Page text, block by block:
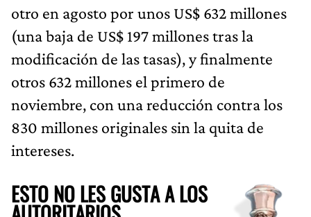
otro en agosto por unos US$ 632 millones
(una baja de US$ 197 millones tras la
modificación de las tasas), y finalmente
otros 632 millones el primero de
noviembre, con una reducción contra los
830 millones originales sin la quita de
intereses.
ESTO NO LES GUSTA A LOS